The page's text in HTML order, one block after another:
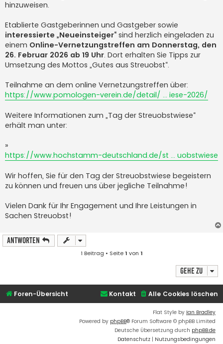
hinzu­weisen.
Etablierte Gas­tgeberinnen und Gast­geber sowie
interessierte „Neueinsteiger“ sind herzlich eingeladen zu
einem Online-Vernetzungs­treffen am Donnerstag, den
26. Februar 2026 ab 19 Uhr. Dort erhalten Sie Tipps zur
Umsetzung des Mottos „Gutes aus Streuobst“.
Teilnahme an dem online Vernetzungs­treffen über:
https://www.pomologen-verein.de/detail/ ... iese-2026/
Weitere Informationen zum „Tag der Streuobst­wiese“
erhält man unter:
»
https://www.hochstamm-deutschland.de/st ... uobstwiese
Wir hoffen, Sie für den Tag der Streuobst­wiese begeistern
zu können und freuen uns über jegliche Teilnahme!
Vielen Dank für Ihr Engagement und Ihre Leistungen in
Sachen Streuobst!
Antworten
1 Beitrag • Seite1 von 1
Gehe zu
Foren-Übersicht Alle Cookies löschen
Kontakt
Flat Style by Ian Bradley
Powered by phpBB® Forum Software © phpBB Limited
Deutsche Übersetzung durch phpBB.de
Datenschutz | Nutzungsbedingungen